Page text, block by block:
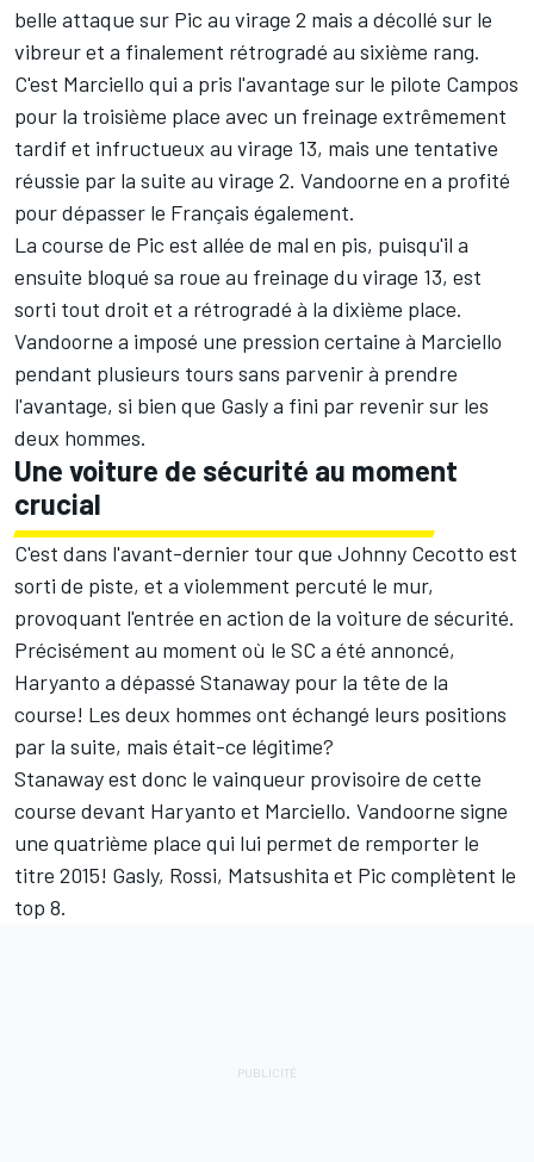
belle attaque sur Pic au virage 2 mais a décollé sur le
vibreur et a finalement rétrogradé au sixième rang.
C'est Marciello qui a pris l'avantage sur le pilote Campos
pour la troisième place avec un freinage extrêmement
tardif et infructueux au virage 13, mais une tentative
réussie par la suite au virage 2. Vandoorne en a profité
pour dépasser le Français également.
La course de Pic est allée de mal en pis, puisqu'il a
ensuite bloqué sa roue au freinage du virage 13, est
sorti tout droit et a rétrogradé à la dixième place.
Vandoorne a imposé une pression certaine à Marciello
pendant plusieurs tours sans parvenir à prendre
l'avantage, si bien que Gasly a fini par revenir sur les
deux hommes.
Une voiture de sécurité au moment
crucial
C'est dans l'avant-dernier tour que Johnny Cecotto est
sorti de piste, et a violemment percuté le mur,
provoquant l'entrée en action de la voiture de sécurité.
Précisément au moment où le SC a été annoncé,
Haryanto a dépassé Stanaway pour la tête de la
course! Les deux hommes ont échangé leurs positions
par la suite, mais était-ce légitime?
Stanaway est donc le vainqueur provisoire de cette
course devant Haryanto et Marciello. Vandoorne signe
une quatrième place qui lui permet de remporter le
titre 2015! Gasly, Rossi, Matsushita et Pic complètent le
top 8.